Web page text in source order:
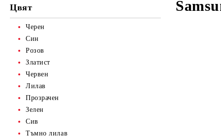
Цвят
Черен
Син
Розов
Златист
Червен
Лилав
Прозрачен
Зелен
Сив
Тъмно лилав